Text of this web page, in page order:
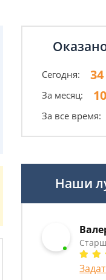
Сегодня: 34
За месяц:
За все время:
Наши